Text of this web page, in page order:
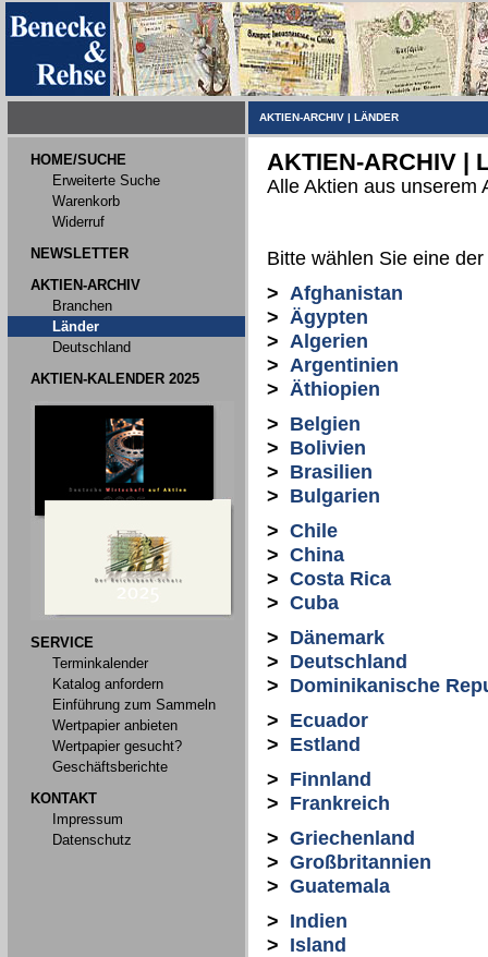
AKTIEN-ARCHIV | LÄNDER
HOME/SUCHE
Erweiterte Suche
Warenkorb
Widerruf
NEWSLETTER
AKTIEN-ARCHIV
Branchen
Länder
Deutschland
AKTIEN-KALENDER 2025
SERVICE
Terminkalender
Katalog anfordern
Einführung zum Sammeln
Wertpapier anbieten
Wertpapier gesucht?
Geschäftsberichte
KONTAKT
Impressum
Datenschutz
AKTIEN-ARCHIV |
Alle Aktien aus unserem
Bitte wählen Sie eine
> Afghanistan
> Ägypten
> Algerien
> Argentinien
> Äthiopien
> Belgien
> Bolivien
> Brasilien
> Bulgarien
> Chile
> China
> Costa Rica
> Cuba
> Dänemark
> Deutschland
> Dominikanische
> Ecuador
> Estland
> Finnland
> Frankreich
> Griechenland
> Großbritannien
> Guatemala
> Indien
> Island